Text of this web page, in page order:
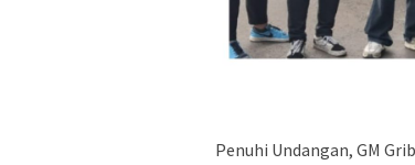
Penuhi Undangan, GM